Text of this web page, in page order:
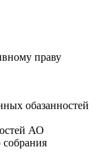
праву
обазанностей
АО